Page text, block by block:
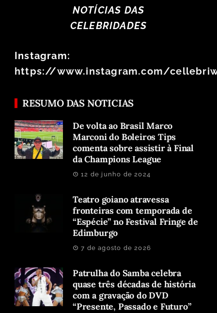
NOTÍCIAS DAS
CELEBRIDADES
Instagram:
https://www.instagram.com/
RESUMO DAS NOTICIAS
De volta ao Brasil Marco
Marconi do Boleiros Tips
comenta sobre assistir à Final
da Champions League
12 de junho de 2024
Teatro goiano atravessa
fronteiras com temporada de
“Espécie” no Festival Fringe de
Edimburgo
7 de agosto de 2026
Patrulha do Samba celebra
quase três décadas de história
com a gravação do DVD
“Presente, Passado e Futuro”